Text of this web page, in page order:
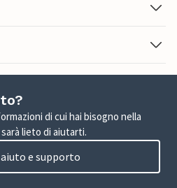
di cui hai bisogno nella
lieto di aiutarti.
aiuto e supporto